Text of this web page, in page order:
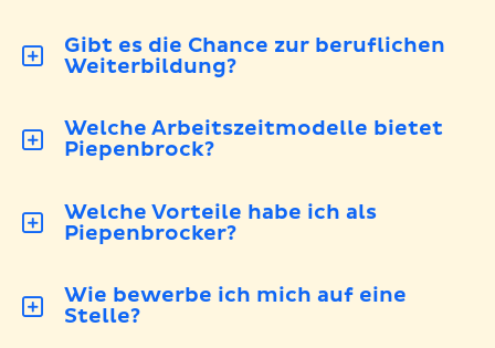
Gibt es die Chance zur beruflichen
Weiterbildung?
Welche Arbeitszeitmodelle bietet
Piepenbrock?
Welche Vorteile habe ich als
Piepenbrocker?
Wie bewerbe ich mich auf eine
Stelle?